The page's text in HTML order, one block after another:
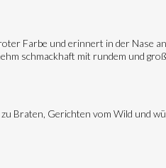
Farbe und erinnert in der Nase
schmackhaft mit rundem und
Braten, Gerichten vom Wild und